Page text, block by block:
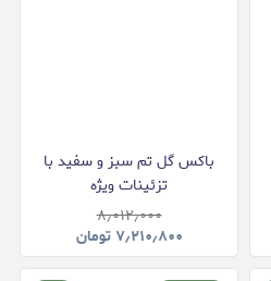
باکس گل تم سبز و سفید با
تزئینات ویژه
۸٫۰۱۲٫۰۰۰
۷٫۲۱۰٫۸۰۰ تومان